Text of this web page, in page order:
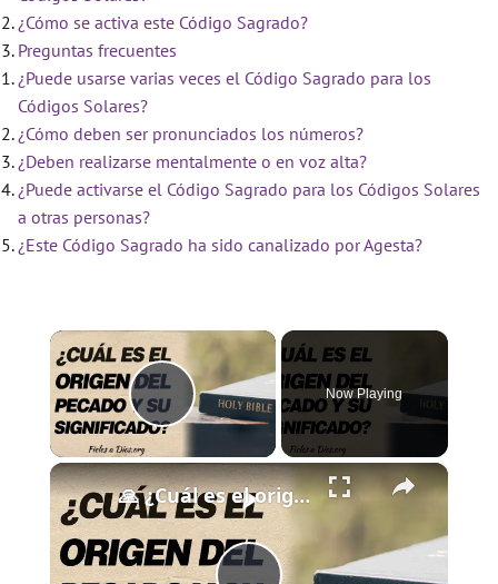
¿Cómo se activa este Código Sagrado?
Preguntas frecuentes
¿Puede usarse varias veces el Código Sagrado para los
Códigos Solares?
¿Cómo deben ser pronunciados los números?
¿Deben realizarse mentalmente o en voz alta?
¿Puede activarse el Código Sagrado para los Códigos Solares
a otras personas?
¿Este Código Sagrado ha sido canalizado por Agesta?
×
Play Video
Now Playing
×
🙏 ¿Cuál es el origen del pecado y cuál es su significado? 🙏